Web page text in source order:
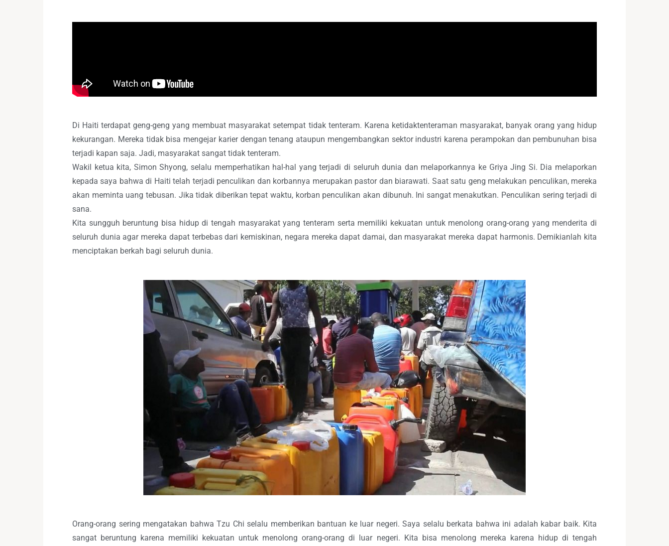
Di Haiti terdapat geng-geng yang membuat masyarakat setempat tidak tenteram. Karena ketidaktenteraman masyarakat, banyak orang yang hidup
kekurangan. Mereka tidak bisa mengejar karier dengan tenang ataupun mengembangkan sektor industri karena perampokan dan pembunuhan bisa
terjadi kapan saja. Jadi, masyarakat sangat tidak tenteram.
Wakil ketua kita, Simon Shyong, selalu memperhatikan hal-hal yang terjadi di seluruh dunia dan melaporkannya ke Griya Jing Si. Dia melaporkan
kepada saya bahwa di Haiti telah terjadi penculikan dan korbannya merupakan pastor dan biarawati. Saat satu geng melakukan penculikan, mereka
akan meminta uang tebusan. Jika tidak diberikan tepat waktu, korban penculikan akan dibunuh. Ini sangat menakutkan. Penculikan sering terjadi di
sana.
Kita sungguh beruntung bisa hidup di tengah masyarakat yang tenteram serta memiliki kekuatan untuk menolong orang-orang yang menderita di
seluruh dunia agar mereka dapat terbebas dari kemiskinan, negara mereka dapat damai, dan masyarakat mereka dapat harmonis. Demikianlah kita
menciptakan berkah bagi seluruh dunia.
Orang-orang sering mengatakan bahwa Tzu Chi selalu memberikan bantuan ke luar negeri. Saya selalu berkata bahwa ini adalah kabar baik. Kita
sangat beruntung karena memiliki kekuatan untuk menolong orang-orang di luar negeri. Kita bisa menolong mereka karena hidup di tengah